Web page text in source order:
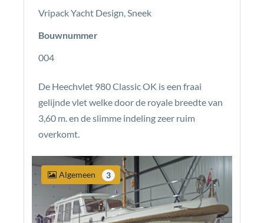
Vripack Yacht Design, Sneek
Bouwnummer
004
De Heechvlet 980 Classic OK is een fraai
gelijnde vlet welke door de royale breedte van
3,60 m. en de slimme indeling zeer ruim
overkomt.
Algemeen 3